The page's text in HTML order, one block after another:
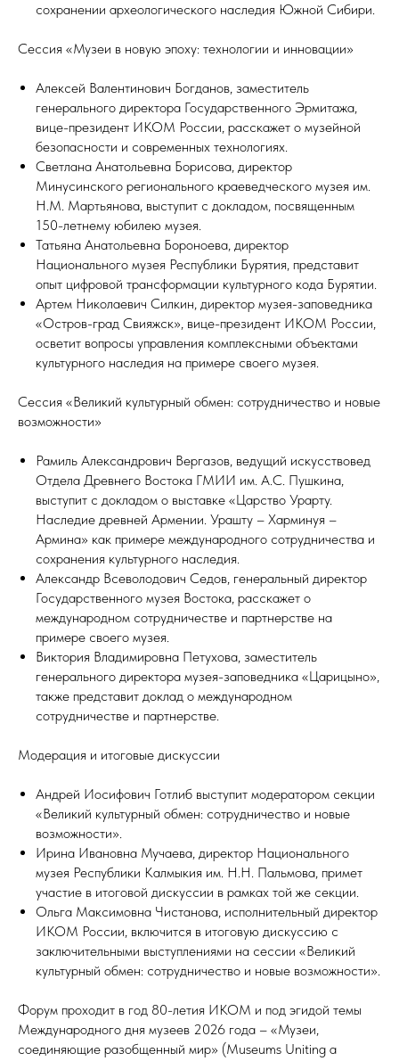
сохранении археологического наследия Южной Сибири.
Сессия «Музеи в новую эпоху: технологии и инновации»
Алексей Валентинович Богданов, заместитель
генерального директора Государственного Эрмитажа,
вице-президент ИКОМ России, расскажет о музейной
безопасности и современных технологиях.
Светлана Анатольевна Борисова, директор
Минусинского регионального краеведческого музея им.
Н.М. Мартьянова, выступит с докладом, посвященным
150-летнему юбилею музея.
Татьяна Анатольевна Бороноева, директор
Национального музея Республики Бурятия, представит
опыт цифровой трансформации культурного кода Бурятии.
Артем Николаевич Силкин, директор музея-заповедника
«Остров-град Свияжск», вице-президент ИКОМ России,
осветит вопросы управления комплексными объектами
культурного наследия на примере своего музея.
Сессия «Великий культурный обмен: сотрудничество и новые
возможности»
Рамиль Александрович Вергазов, ведущий искусствовед
Отдела Древнего Востока ГМИИ им. А.С. Пушкина,
выступит с докладом о выставке «Царство Урарту.
Наследие древней Армении. Урашту – Харминуя –
Армина» как примере международного сотрудничества и
сохранения культурного наследия.
Александр Всеволодович Седов, генеральный директор
Государственного музея Востока, расскажет о
международном сотрудничестве и партнерстве на
примере своего музея.
Виктория Владимировна Петухова, заместитель
генерального директора музея-заповедника «Царицыно»,
также представит доклад о международном
сотрудничестве и партнерстве.
Модерация и итоговые дискуссии
Андрей Иосифович Готлиб выступит модератором секции
«Великий культурный обмен: сотрудничество и новые
возможности».
Ирина Ивановна Мучаева, директор Национального
музея Республики Калмыкия им. Н.Н. Пальмова, примет
участие в итоговой дискуссии в рамках той же секции.
Ольга Максимовна Чистанова, исполнительный директор
ИКОМ России, включится в итоговую дискуссию с
заключительными выступлениями на сессии «Великий
культурный обмен: сотрудничество и новые возможности».
Форум проходит в год 80-летия ИКОМ и под эгидой темы
Международного дня музеев 2026 года – «Музеи,
соединяющие разобщенный мир» (Museums Uniting a